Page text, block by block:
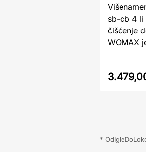
sb-cb 4 li
čišćenje
WOMAX
*